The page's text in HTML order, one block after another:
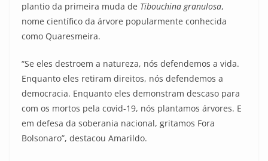
plantio da primeira muda de Tibouchina granulosa,
nome científico da árvore popularmente conhecida
como Quaresmeira.
“Se eles destroem a natureza, nós defendemos a vida.
Enquanto eles retiram direitos, nós defendemos a
democracia. Enquanto eles demonstram descaso para
com os mortos pela covid-19, nós plantamos árvores. E
em defesa da soberania nacional, gritamos Fora
Bolsonaro”, destacou Amarildo.